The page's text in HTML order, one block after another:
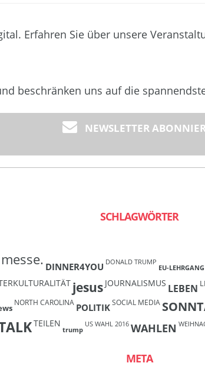
Erfahren Sie über unsere
beschränken uns auf die
NEWSLETTER
SCHLAGWÖRTER
DINNER4YOU DONALD TRUMP
EU-LEHRGANG
jesus JOURNALISMUS LEBEN
NORTH CAROLINA POLITIKSOCIAL MEDIA
TEILEN
trump
US WAHL 2016 WAHLEN
META